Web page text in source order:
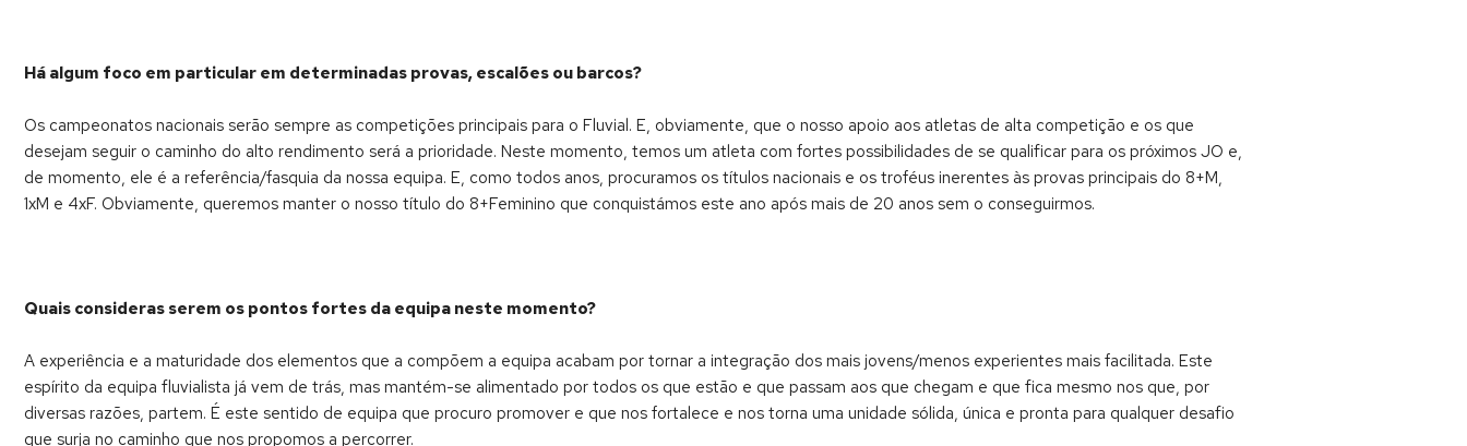
Há algum foco em particular em determinadas provas, escalões ou barcos?
Os campeonatos nacionais serão sempre as competições principais para o Fluvial. E, obviamente, que o nosso apoio aos atletas de alta competição e os que
desejam seguir o caminho do alto rendimento será a prioridade. Neste momento, temos um atleta com fortes possibilidades de se qualificar para os próximos JO e,
de momento, ele é a referência/fasquia da nossa equipa. E, como todos anos, procuramos os títulos nacionais e os troféus inerentes às provas principais do 8+M,
1xM e 4xF. Obviamente, queremos manter o nosso título do 8+Feminino que conquistámos este ano após mais de 20 anos sem o conseguirmos.
Quais consideras serem os pontos fortes da equipa neste momento?
A experiência e a maturidade dos elementos que a compõem a equipa acabam por tornar a integração dos mais jovens/menos experientes mais facilitada. Este
espírito da equipa fluvialista já vem de trás, mas mantém-se alimentado por todos os que estão e que passam aos que chegam e que fica mesmo nos que, por
diversas razões, partem. É este sentido de equipa que procuro promover e que nos fortalece e nos torna uma unidade sólida, única e pronta para qualquer desafio
que surja no caminho que nos propomos a percorrer.